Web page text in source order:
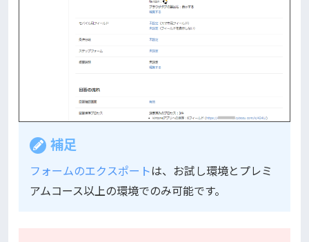
補足
フォームのエクスポートは、お試し環境とプレミ
アムコース以上の環境でのみ可能です。